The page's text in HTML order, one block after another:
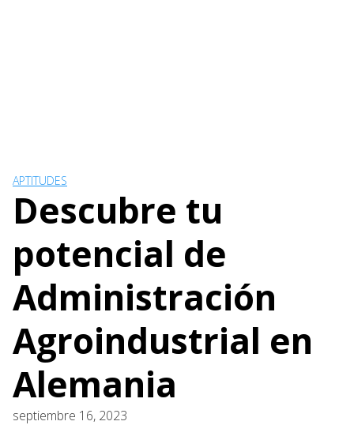
APTITUDES
Descubre tu
potencial de
Administración
Agroindustrial en
Alemania
septiembre 16, 2023